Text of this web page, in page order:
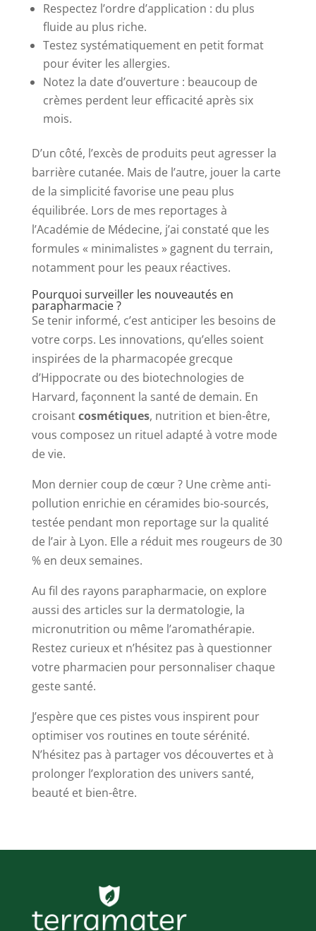
Respectez l’ordre d’application : du plus
fluide au plus riche.
Testez systématiquement en petit format
pour éviter les allergies.
Notez la date d’ouverture : beaucoup de
crèmes perdent leur efficacité après six
mois.
D’un côté, l’excès de produits peut agresser la
barrière cutanée. Mais de l’autre, jouer la carte
de la simplicité favorise une peau plus
équilibrée. Lors de mes reportages à
l’Académie de Médecine, j’ai constaté que les
formules « minimalistes » gagnent du terrain,
notamment pour les peaux réactives.
Pourquoi surveiller les nouveautés en
parapharmacie ?
Se tenir informé, c’est anticiper les besoins de
votre corps. Les innovations, qu’elles soient
inspirées de la pharmacopée grecque
d’Hippocrate ou des biotechnologies de
Harvard, façonnent la santé de demain. En
croisantcosmétiques, nutrition et bien-être,
vous composez un rituel adapté à votre mode
de vie.
Mon dernier coup de cœur ? Une crème anti-
pollution enrichie en céramides bio-sourcés,
testée pendant mon reportage sur la qualité
de l’air à Lyon. Elle a réduit mes rougeurs de 30
% en deux semaines.
Au fil des rayons parapharmacie, on explore
aussi des articles sur la dermatologie, la
micronutrition ou même l’aromathérapie.
Restez curieux et n’hésitez pas à questionner
votre pharmacien pour personnaliser chaque
geste santé.
J’espère que ces pistes vous inspirent pour
optimiser vos routines en toute sérénité.
N’hésitez pas à partager vos découvertes et à
prolonger l’exploration des univers santé,
beauté et bien-être.